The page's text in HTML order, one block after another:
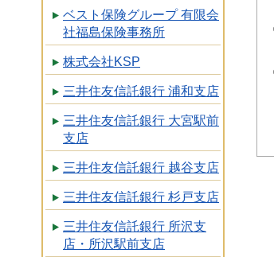
ベスト保険グループ 有限会
社福島保険事務所
株式会社KSP
三井住友信託銀行 浦和支店
三井住友信託銀行 大宮駅前
支店
三井住友信託銀行 越谷支店
三井住友信託銀行 杉戸支店
三井住友信託銀行 所沢支
店・所沢駅前支店